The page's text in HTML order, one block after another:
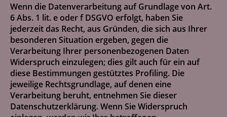
Wenn die Datenverarbeitung auf Grundlage von Art.
6 Abs. 1 lit. e oder f DSGVO erfolgt, haben Sie
jederzeit das Recht, aus Gründen, die sich aus Ihrer
besonderen Situation ergeben, gegen die
Verarbeitung Ihrer personenbezogenen Daten
Widerspruch einzulegen; dies gilt auch für ein auf
diese Bestimmungen gestütztes Profiling. Die
jeweilige Rechtsgrundlage, auf denen eine
Verarbeitung beruht, entnehmen Sie dieser
Datenschutzerklärung. Wenn Sie Widerspruch